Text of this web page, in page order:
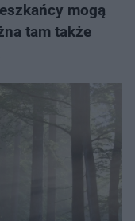
mogą
tam także